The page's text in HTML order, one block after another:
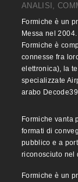
ANALISI,
Formiche è un
Messa nel
Formiche è
connesse fra
elettronica), la
specializzate
arabo
Formiche vanta
formati di
pubblico e a
riconosciuto nel
Formiche è un